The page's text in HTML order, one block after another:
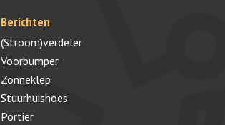
Berichten
(Stroom)verdeler
Voorbumper
Zonneklep
Stuurhuishoes
Portier